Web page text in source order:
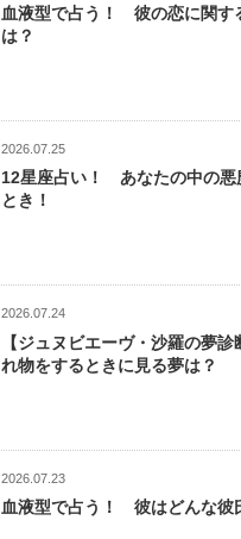
血液型で占う！ 彼の恋に関す
は？
2026.07.25
12星座占い！ あなたの中の悪
とき！
2026.07.24
【ジュヌビエーヴ・沙羅の夢
れ物をするときに見る夢は？
2026.07.23
血液型で占う！ 彼はどんな彼